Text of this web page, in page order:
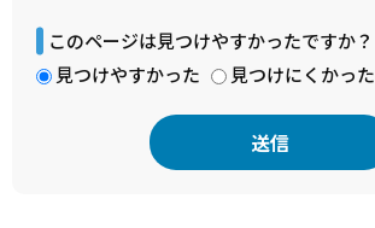
このページは見つけやすかったですか？
見つけやすかった
見つけにくかった